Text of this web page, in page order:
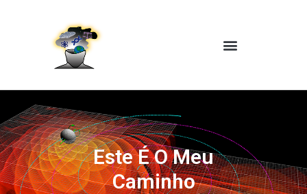
Este É O Meu
Caminho